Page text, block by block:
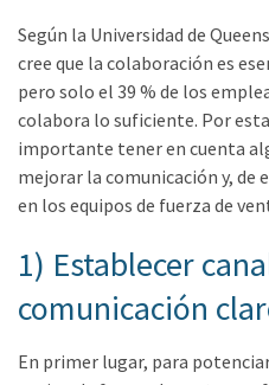
Según la Universidad de
cree que la colaboración es
pero solo el 39 % de los
colabora lo suficiente. Por
importante tener en cuenta
mejorar la comunicación y, de
en los equipos de fuerza de
1) Establecer
comunicación
En primer lugar, para